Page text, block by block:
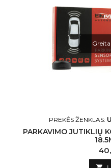
PREKĖS ŽENKLAS:
PARKAVIMO JUTIKLIŲ